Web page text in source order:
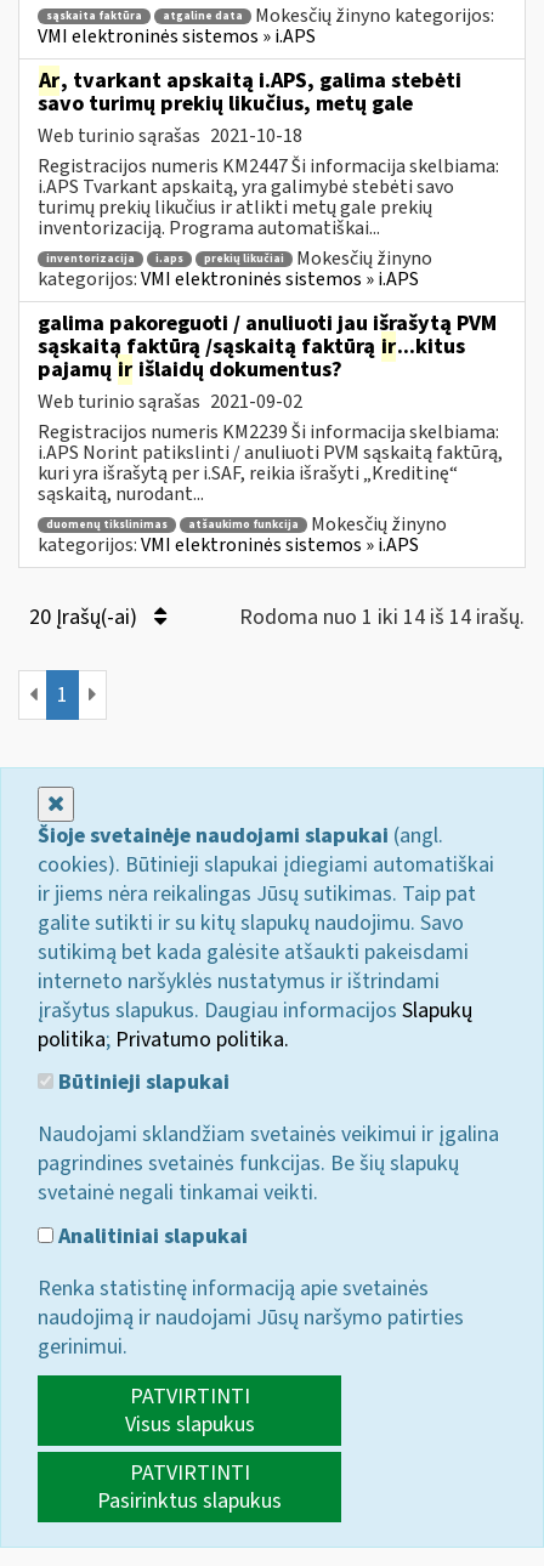
sąskaita faktūra atgaline data
Mokesčių žinyno kategorijos:
VMI elektroninės sistemos » i.APS
Ar, tvarkant apskaitą i.APS, galima stebėti
savo turimų prekių likučius, metų gale
Web turinio sąrašas 2021-10-18
Registracijos numeris KM2447 Ši informacija skelbiama:
i.APS Tvarkant apskaitą, yra galimybė stebėti savo
turimų prekių likučius ir atlikti metų gale prekių
inventorizaciją. Programa automatiškai...
inventorizacija i.aps prekių likučiai
Mokesčių žinyno
kategorijos:VMI elektroninės sistemos » i.APS
galima pakoreguoti / anuliuoti jau išrašytą PVM
sąskaitą faktūrą /sąskaitą faktūrą ir...kitus
pajamų ir išlaidų dokumentus?
Web turinio sąrašas 2021-09-02
Registracijos numeris KM2239 Ši informacija skelbiama:
i.APS Norint patikslinti / anuliuoti PVM sąskaitą faktūrą,
kuri yra išrašytą per i.SAF, reikia išrašyti „Kreditinę“
sąskaitą, nurodant...
duomenų tikslinimas atšaukimo funkcija
Mokesčių žinyno
kategorijos:VMI elektroninės sistemos » i.APS
20 Įrašų(-ai) Rodoma nuo 1 iki 14 iš 14 irašų.
1
Šioje svetainėje naudojami slapukai (angl.
cookies). Būtinieji slapukai įdiegiami automatiškai
ir jiems nėra reikalingas Jūsų sutikimas. Taip pat
galite sutikti ir su kitų slapukų naudojimu. Savo
sutikimą bet kada galėsite atšaukti pakeisdami
interneto naršyklės nustatymus ir ištrindami
įrašytus slapukus. Daugiau informacijos Slapukų
politika; Privatumo politika.
Būtinieji slapukai
Naudojami sklandžiam svetainės veikimui ir įgalina
pagrindines svetainės funkcijas. Be šių slapukų
svetainė negali tinkamai veikti.
Analitiniai slapukai
Renka statistinę informaciją apie svetainės
naudojimą ir naudojami Jūsų naršymo patirties
gerinimui.
PATVIRTINTI
Visus slapukus
PATVIRTINTI
Pasirinktus slapukus